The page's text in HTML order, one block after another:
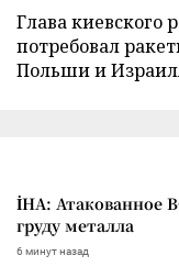
Глава
потребовал
Польши и
İHA: Атакованное
груду металла
6 минут назад